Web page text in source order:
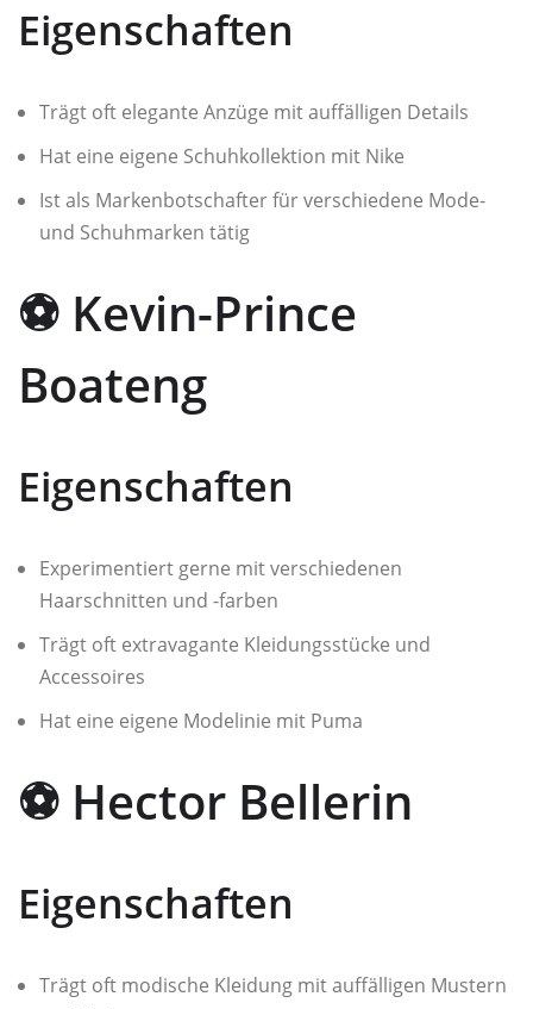
Eigenschaften
Trägt oft elegante Anzüge mit auffälligen Details
Hat eine eigene Schuhkollektion mit Nike
Ist als Markenbotschafter für verschiedene Mode-
und Schuhmarken tätig
⚽ Kevin-Prince
Boateng
Eigenschaften
Experimentiert gerne mit verschiedenen
Haarschnitten und -farben
Trägt oft extravagante Kleidungsstücke und
Accessoires
Hat eine eigene Modelinie mit Puma
⚽ Hector Bellerin
Eigenschaften
Trägt oft modische Kleidung mit auffälligen Mustern